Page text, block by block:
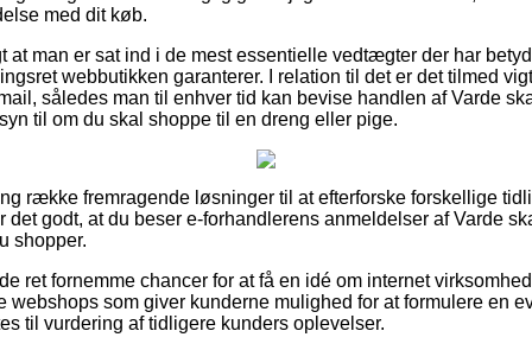
med dit køb.
at man er sat ind i de mest essentielle vedtægter der har
webbutikken garanterer. I relation til det er det tilmed
således man til enhver tid kan bevise handlen af Varde
til om du skal shoppe til en dreng eller pige.
række fremragende løsninger til at efterforske forskellige
det godt, at du beser e-forhandlerens anmeldelser af Varde
shopper.
ret fornemme chancer for at få en idé om internet
webshops som giver kunderne mulighed for at formulere en
til vurdering af tidligere kunders oplevelser.